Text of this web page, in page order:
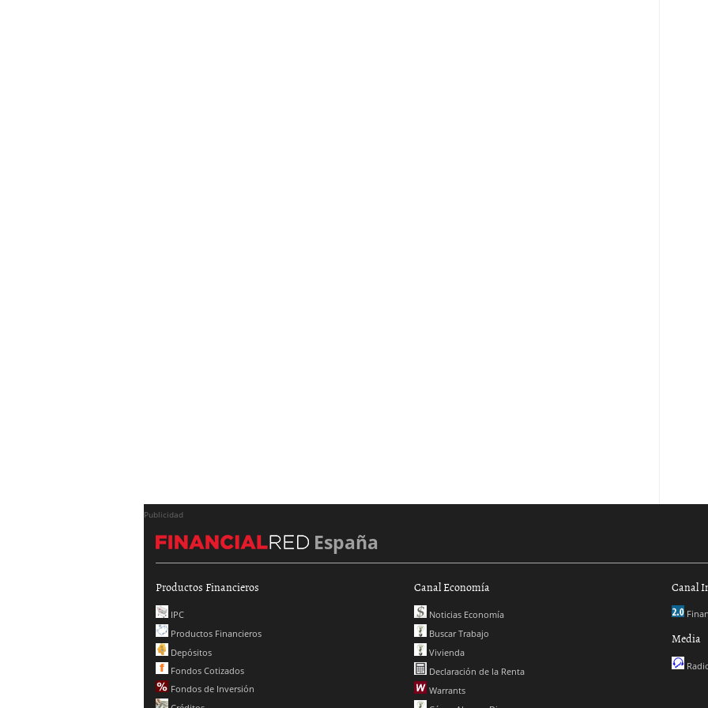
Publicidad
España
Productos Financieros
IPC
Productos Financieros
Depósitos
Fondos Cotizados
Fondos de Inversión
Canal Economía
Noticias Economía
Buscar Trabajo
Vivienda
Declaración de la Renta
Warrants
Canal
Media